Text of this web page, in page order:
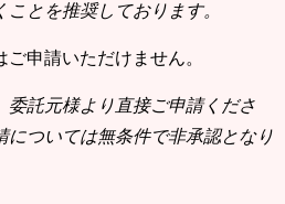
とを推奨しております。
申請いただけません。
委託元様より直接ご申請くださ
ついては無条件で非承認となり